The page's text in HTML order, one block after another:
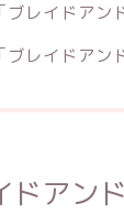
「ブレイドア
「ブレイドア
ドアン